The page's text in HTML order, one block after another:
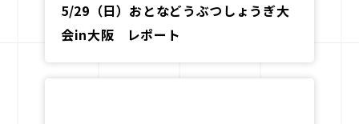
5/29（日）おとなどうぶつしょうぎ大
会in大阪 レポート